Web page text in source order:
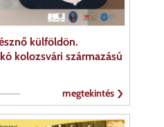
külföldön.
kolozsvári származású
megtekintés